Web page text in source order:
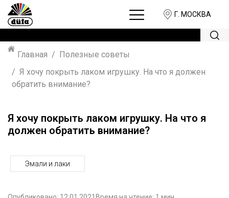
Г. МОСКВА
Главная
Полезные советы
Я хочу покрыть лаком игрушку. На что я должен
обратить внимание?
Я хочу покрыть лаком игрушку. На что я
должен обратить внимание?
Эмали и лаки